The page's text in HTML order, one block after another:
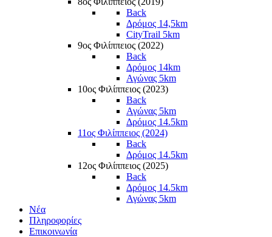
Back
Δρόμος 14,5km
CityTrail 5km
9ος Φιλίππειος (2022)
Back
Δρόμος 14km
Αγώνας 5km
10ος Φιλίππειος (2023)
Back
Αγώνας 5km
Δρόμος 14.5km
11ος Φιλίππειος (2024)
Back
Δρόμος 14.5km
12ος Φιλίππειος (2025)
Back
Δρόμος 14.5km
Αγώνας 5km
Νέα
Πληροφορίες
Επικοινωνία